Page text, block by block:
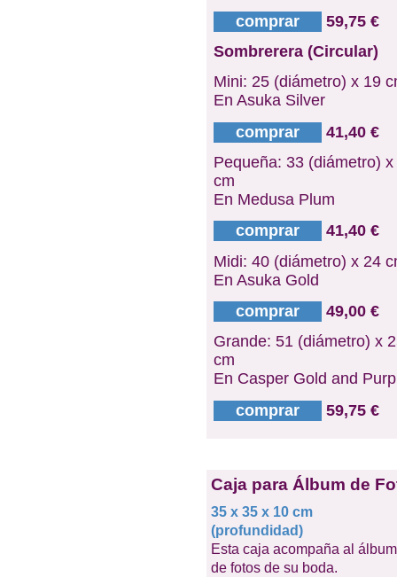
comprar
59,75 €
Sombrerera (Circular)
Mini: 25 (diámetro) x 19
En Asuka Silver
comprar
41,40 €
Pequeña: 33 (diámetro) x
cm
En Medusa Plum
comprar
41,40 €
Midi: 40 (diámetro) x 24
En Asuka Gold
comprar
49,00 €
Grande: 51 (diámetro) x
cm
En Casper Gold and
comprar
59,75 €
Caja para Álbum de
35 x 35 x 10 cm
(profundidad)
Esta caja acompaña al álbum
de fotos de su boda.